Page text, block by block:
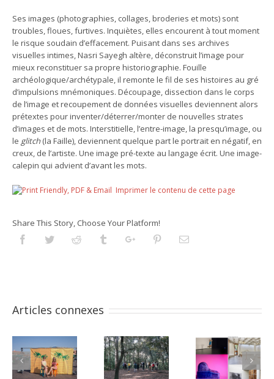
Ses images (photographies, collages, broderies et mots) sont
troubles, floues, furtives. Inquiètes, elles encourent à tout moment
le risque soudain d’effacement. Puisant dans ses archives
visuelles intimes, Nasri Sayegh altère, déconstruit l’image pour
mieux reconstituer sa propre historiographie. Fouille
archéologique/archétypale, il remonte le fil de ses histoires au gré
d’impulsions mnémoniques. Découpage, dissection dans le corps
de l’image et recoupement de données visuelles deviennent alors
prétextes pour inventer/déterrer/monter de nouvelles strates
d’images et de mots. Interstitielle, l’entre-image, la presqu’image, ou
le glitch(la Faille), deviennent quelque part le portrait en négatif, en
creux, de l’artiste. Une image pré-texte au langage écrit. Une image-
calepin qui advient d’avant les mots.
Imprimer le contenu de cette page
Share This Story, Choose Your Platform!
FacebookTwitterReddit TumblrGoogleplusPinterestEmail
Articles connexes